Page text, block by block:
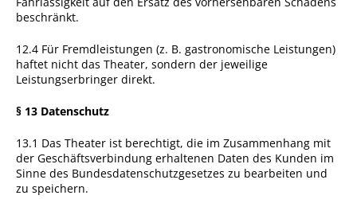
beschränkt.
12.4 Für Fremdleistungen (z. B. gastronomische Leistungen)
haftet nicht das Theater, sondern der jeweilige
Leistungserbringer direkt.
§ 13 Datenschutz
13.1 Das Theater ist berechtigt, die im Zusammenhang mit
der Geschäftsverbindung erhaltenen Daten des Kunden im
Sinne des Bundesdatenschutzgesetzes zu bearbeiten und
zu speichern.